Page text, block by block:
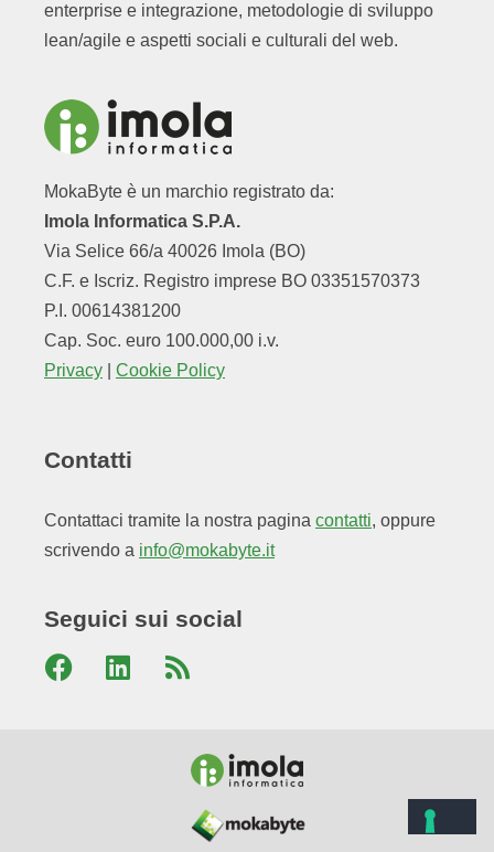
enterprise e integrazione, metodologie di sviluppo
lean/agile e aspetti sociali e culturali del web.
MokaByte è un marchio registrato da:
Imola Informatica S.P.A.
Via Selice 66/a 40026 Imola (BO)
C.F. e Iscriz. Registro imprese BO 03351570373
P.I. 00614381200
Cap. Soc. euro 100.000,00 i.v.
Privacy
Cookie Policy
Contatti
Contattaci tramite la nostra pagina contatti, oppure
scrivendo a info@mokabyte.it
Seguici sui social